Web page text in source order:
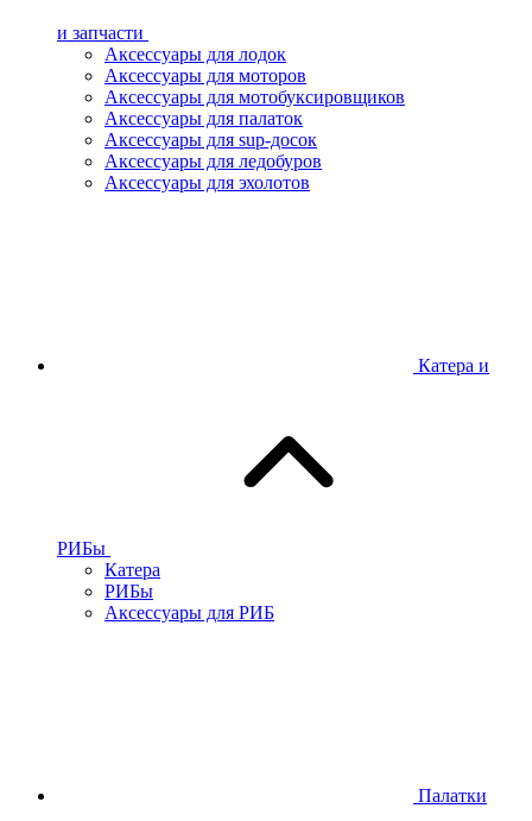
и запчасти
Аксессуары для лодок
Аксессуары для моторов
Аксессуары для мотобуксировщиков
Аксессуары для палаток
Аксессуары для sup-досок
Аксессуары для ледобуров
Аксессуары для эхолотов
Катера и
РИБы
Катера
РИБы
Аксессуары для РИБ
Палатки